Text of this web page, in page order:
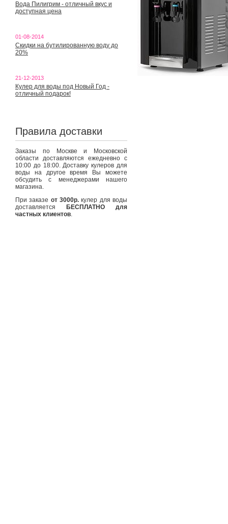
Вода Пилигрим - отличный вкус и
доступная цена
01-08-2014
Скидки на бутилированную воду до
20%
21-12-2013
Кулер для воды под Новый Год -
отличный подарок!
Правила доставки
Заказы по Москве и Московской
области доставляются ежедневно с
10:00 до 18:00. Доставку кулеров для
воды на другое время Вы можете
обсудить с менеджерами нашего
магазина.
При заказе от 3000р. кулер для воды
доставляется
БЕСПЛАТНО для
частных клиентов.